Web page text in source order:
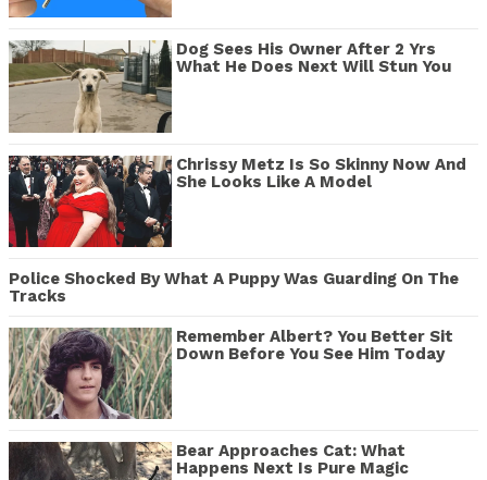
Dog Sees His Owner After 2 Yrs
What He Does Next Will Stun You
Chrissy Metz Is So Skinny Now And
She Looks Like A Model
Police Shocked By What A Puppy Was Guarding On The
Tracks
Remember Albert? You Better Sit
Down Before You See Him Today
Bear Approaches Cat: What
Happens Next Is Pure Magic